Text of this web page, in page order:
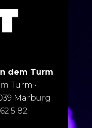
dem Turm
Turm •
Marburg
5 82